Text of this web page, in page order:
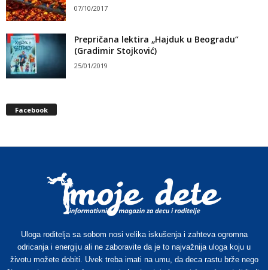
07/10/2017
Prepričana lektira „Hajduk u Beogradu“
(Gradimir Stojković)
25/01/2019
Facebook
Uloga roditelja sa sobom nosi velika iskušenja i zahteva ogromna
odricanja i energiju ali ne zaboravite da je to najvažnija uloga koju u
životu možete dobiti. Uvek treba imati na umu, da deca rastu brže nego